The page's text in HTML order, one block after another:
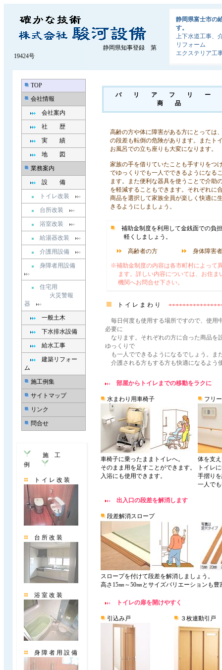
静岡県知事登録 第
19424号
静岡県富士市の
す。
上下水道工事、
リフォーム
エクステリア工
TOP
会社情報
会社案内
社 歴
実 績
地 図
業務案内
設 備
トイレ改装
台所改装
浴室改装
給湯器改装
介護用設備
身障者用設備
住宅用
火災警報
器
一般土木
下水排水設備
給水工事
建築リフォー
ム
施工例集
サイトマップ
リンク
問合せ
施 工
例
ト イ レ 改 装
台 所 改 装
浴 室 改 装
身 障 者 用 設 備
バ リ ア フ リ ー
商 品
高齢の方や体に障害がある方にとっては
の段差も転倒の危険があります。またト
お風呂での立ち座りも大変になります。
家族の手を借りていたことも手すりをつ
でゆっくりでも一人でできるようになる
ます。また便利な器具を使うことで介助
を軽減することもできます。それぞれに
商品を選択して家族全員が楽しく快適に
きるようにしましょう。
補助金制度を利用して金銭面での負
軽くしましょう。
高齢者の方 身体障害
※補助金制度の内容は各市町村によって
ます。詳しい内容については、お住ま
機関へお問合せ下さい。
ト イ レ ま わ り
毎日何度も使用する場所ですので、使用
必要に
なります。それぞれの方に合った商品を
ゆっくりで
も一人でできるようになるでしょう。ま
介護される方もする方も快適になるよう
部屋からトイレまでの移動をラクに
水まわり用車椅子
車椅子に乗ったままトイレへ。
そのまま用を足すことができます。
入浴にも使用できます。
フリ
体を支
トイレ
手摺り
一人で
出入口の段差を解消します
段差解消スロープ
スロープを付けて段差を解消しましょう。
高さ15㎜～50㎜とサイズバリエーションも豊
トイレの扉を開けやすく
引込み戸 ３枚連動引戸